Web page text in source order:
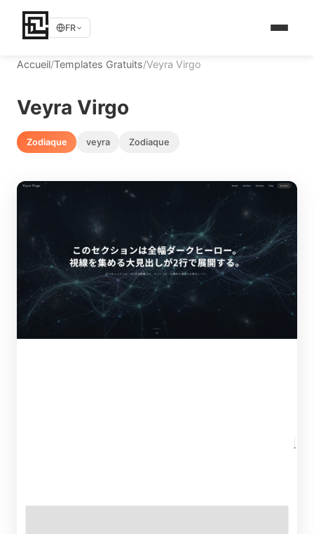
FR
Accueil/Templates Gratuits/Veyra Virgo
Veyra Virgo
Zodiaque veyra Zodiaque